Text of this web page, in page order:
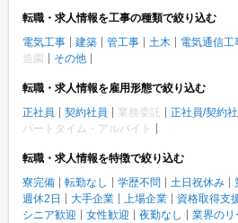
転職・求人情報を工事の種類で絞り込む
電気工事
建築 管工事 土木 電気通信工
造園
その他
転職・求人情報を雇用形態で絞り込む
正社員
契約社員 業務委託 正社員/契約
パートタイム・アルバイト
転職・求人情報を特徴で絞り込む
寮完備
転勤なし 学歴不問 土日祝休み
週休2日
大手企業 上場企業 資格取得支
シニア歓迎
女性歓迎 夜勤なし 業界のリ